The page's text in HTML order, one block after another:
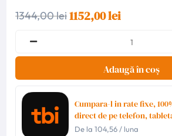
1344,00 lei1152,00 lei
Adaugă în coș
Cumpara-l in rate fixe,
direct de pe telefon,
De la104,56 / luna